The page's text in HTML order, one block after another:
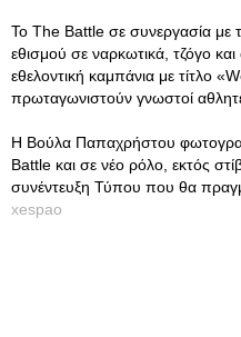
Το The Battle σε συνεργασία
εθισμού σε ναρκωτικά, τζόγο
εθελοντική καμπάνια με τίτλο
πρωταγωνιστούν γνωστοί
Η Βούλα Παπαχρήστου
Battle και σε νέο ρόλο, εκτός
συνέντευξη Τύπου που θα
xespao